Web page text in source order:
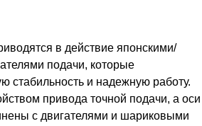
в действие японскими/
подачи, которые
стабильность и надежную работу.
привода точной подачи, а оси
с двигателями и шариковыми